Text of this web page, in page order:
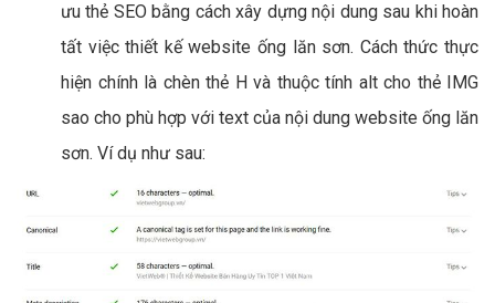
ưu thẻ SEO bằng cách xây dựng nội dung sau khi hoàn
tất việc thiết kế website ống lăn sơn. Cách thức thực
hiện chính là chèn thẻ H và thuộc tính alt cho thẻ IMG
sao cho phù hợp với text của nội dung website ống lăn
sơn. Ví dụ như sau: